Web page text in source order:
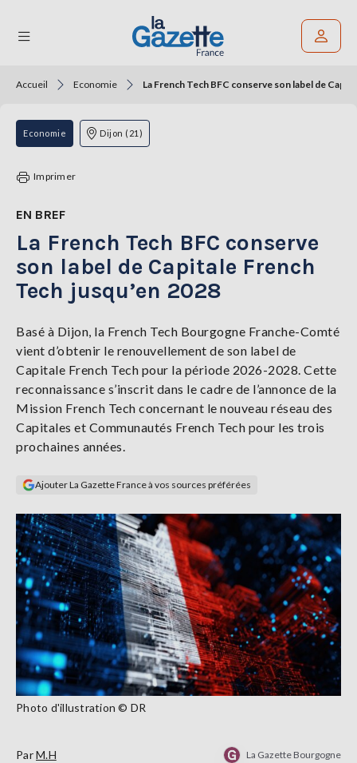
THÉMATIQUES
RÉGIONS
TENDANCES
SERVICES
LA
GAZETTE
Se
connecter
S'abonner
Accueil Economie La French Tech BFC conserve son label de
Economie Dijon (21)
Imprimer
EN BREF
La French Tech BFC conserve
son label de Capitale French
Tech jusqu’en 2028
Basé à Dijon, la French Tech Bourgogne Franche-Comté
vient d’obtenir le renouvellement de son label de
Capitale French Tech pour la période 2026-2028. Cette
reconnaissance s’inscrit dans le cadre de l’annonce de la
Mission French Tech concernant le nouveau réseau des
Capitales et Communautés French Tech pour les trois
prochaines années.
Ajouter La Gazette France à vos sources préférées
Photo d'illustration © DR
ParM.H La Gazette Bourgogne